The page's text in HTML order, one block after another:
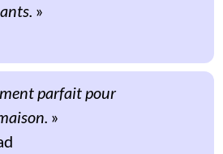
»
parfait pour
»